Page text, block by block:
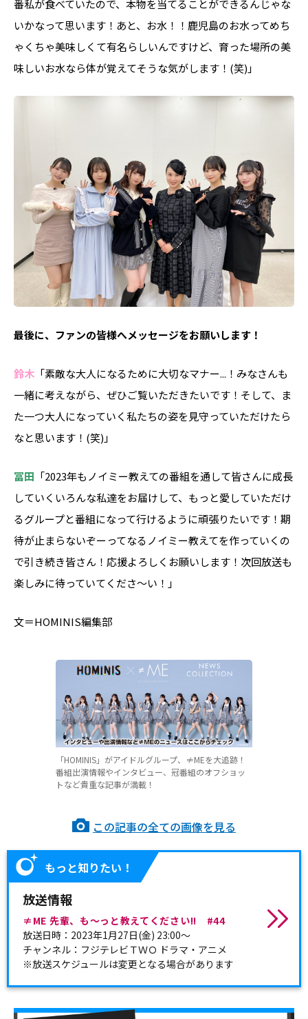
番私が食べていたので、本物を当てることができるんじゃな
いかなって思います！あと、お水！！鹿児島のお水ってめち
ゃくちゃ美味しくて有名らしいんですけど、育った場所の美
味しいお水なら体が覚えてそうな気がします！(笑)」
――最後に、ファンの皆様へメッセージをお願いします！
鈴木 「素敵な大人になるために大切なマナー...！みなさんも
一緒に考えながら、ぜひご覧いただきたいです！そして、ま
た一つ大人になっていく私たちの姿を見守っていただけたら
なと思います！(笑)」
冨田 「2023年もノイミー教えての番組を通して皆さんに成長
していくいろんな私達をお届けして、もっと愛していただけ
るグループと番組になって行けるように頑張りたいです！期
待が止まらないぞーってなるノイミー教えてを作っていくの
で引き続き皆さん！応援よろしくお願いします！次回放送も
楽しみに待っていてくださ〜い！」
文＝HOMINIS編集部
「HOMINIS」がアイドルグループ、≠MEを大追跡！
番組出演情報やインタビュー、冠番組のオフショッ
トなど貴重な記事が満載！
この記事の全ての画像を見る
もっと知りたい！
放送情報
≠ME 先輩、も～っと教えてください!! #44
放送日時：2023年1月27日(金) 23:00～
チャンネル：フジテレビＴＷＯ ドラマ・アニメ
※放送スケジュールは変更となる場合があります